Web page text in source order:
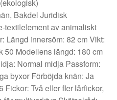
Bakdel Juridisk
textilelement av animaliskt
Längd innersöm: 82 cm Vikt:
50 Modellens längd: 180 cm
Normal midja Passform:
byxor Förböjda knän: Ja
Fickor: Två eller fler lårfickor,